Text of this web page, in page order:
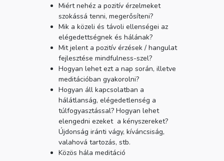
Miért nehéz a pozitív érzelmeket
szokássá tenni, megerősíteni?
Mik a közeli és távoli ellenségei az
elégedettségnek és hálának?
Mit jelent a pozitív érzések / hangulat
fejlesztése mindfulness-szel?
Hogyan lehet ezt a nap során, illetve
meditációban gyakorolni?
Hogyan áll kapcsolatban a
hálátlanság, elégedetlenség a
túlfogyasztással? Hogyan lehet
elengedni ezeket a kényszereket?
Újdonság iránti vágy, kíváncsiság,
valahová tartozás, stb.
Közös hála meditáció